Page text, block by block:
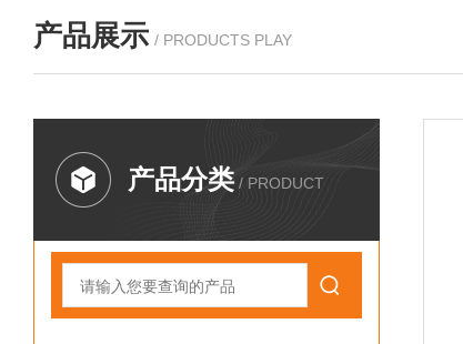
产品展示 / PRODUCTS PLAY
产品分类 / PRODUCT